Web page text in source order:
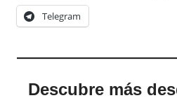
Telegram
Descubre más